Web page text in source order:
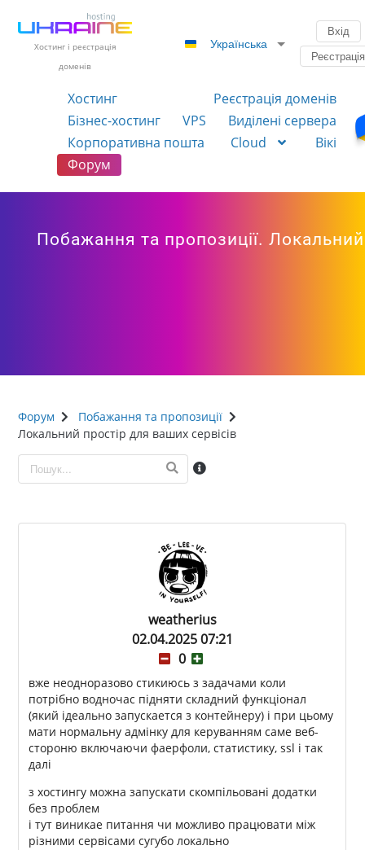
Хостинг і реєстрація
доменів
Українська
Вхід
Реєстрація
Хостинг
Реєстрація доменів
Бізнес-хостинг
VPS
Виділені сервера
Корпоративна пошта
Cloud
Вікі
Форум
Побажання та пропозиції.
Форум
Побажання та пропозиції
Локальний простір для ваших сервісів
weatherius
02.04.2025 07:21
0
вже неодноразово стикиюсь з задачами коли
потрібно водночас підняти складний функціонал
(який ідеально запускается з контейнеру) і при цьому
мати нормальну адмінку для керуванням саме веб-
стороню включаючи фаерфоли, статистику, ssl і так
далі
з хостингу можна запускати скомпільовані додатки
без проблем
і тут виникае питання чи можливо працювати між
різними сервісами сугубо локально